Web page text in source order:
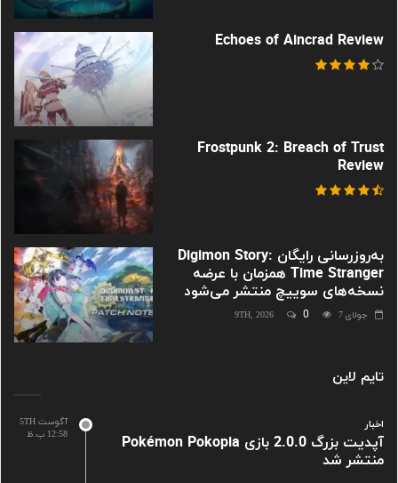
Echoes of Aincrad Review
Frostpunk 2: Breach of Trust
Review
به‌روزرسانی رایگان Digimon Story:
Time Stranger همزمان با عرضه
نسخه‌های سوییچ منتشر می‌شود
جولای 9TH, 2026 0 7
تایم لاین
آگوست 5TH
12:58 ب.ظ
اخبار
آپدیت بزرگ 2.0.0 بازی Pokémon Pokopia
منتشر شد